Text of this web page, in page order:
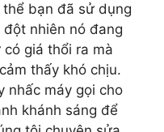
bạn đã sử dụng
nhiên nó đang
giá thổi ra mà
thấy khó chịu.
nhấc máy gọi cho
khánh sáng để